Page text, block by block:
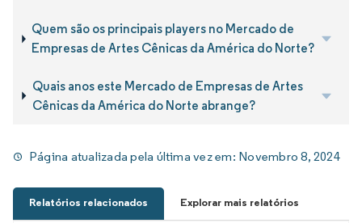
Quem são os principais players no Mercado de
Empresas de Artes Cênicas da América do Norte?
Quais anos este Mercado de Empresas de Artes
Cênicas da América do Norte abrange?
Página atualizada pela última vez em: Novembro 8, 2024
Relatórios relacionados Explorar mais relatórios